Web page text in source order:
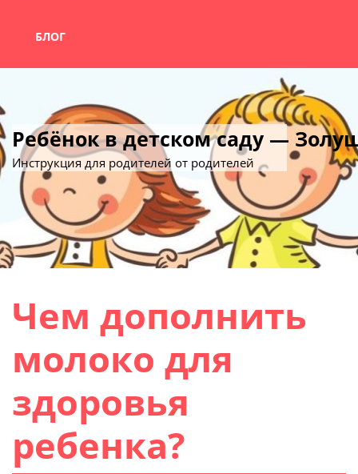
БЛОГ
Ребёнок в детском саду —
Инструкция для родителей от родителей
Чем дополнить
молоко для
здоровья
ребенка?